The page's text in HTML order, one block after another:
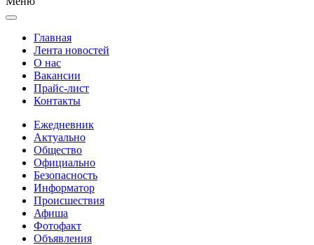
Главная
Лента новостей
О нас
Вакансии
Прайс-лист
Контакты
Ежедневник
Актуально
Общество
Официально
Безопасность
Информатор
Происшествия
Афиша
Фотофакт
Объявления